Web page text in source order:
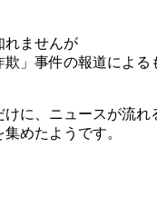
れませんが
」事件の報道による
に、ニュースが流
めたようです。